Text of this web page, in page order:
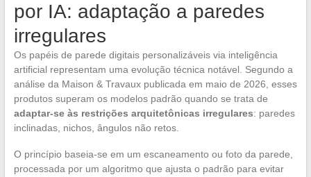
por IA: adaptação a paredes
irregulares
Os papéis de parede digitais personalizáveis via inteligência
artificial representam uma evolução técnica notável. Segundo a
análise da Maison & Travaux publicada em maio de 2026, esses
produtos superam os modelos padrão quando se trata de
adaptar-se às restrições arquitetônicas irregulares: paredes
inclinadas, nichos, ângulos não retos.
O princípio baseia-se em um escaneamento ou foto da parede,
processada por um algoritmo que ajusta o padrão para evitar